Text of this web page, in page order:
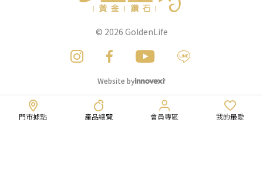
門市據點 產品總覽 會員專區 我的最愛
© 2026 GoldenLife
Website by